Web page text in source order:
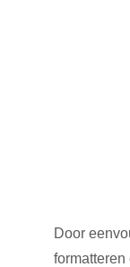
Door
formatteren